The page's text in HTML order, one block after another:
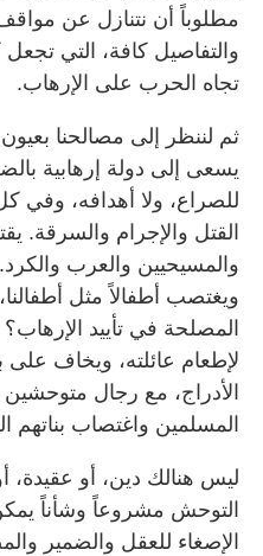
مطلوباً أن نتنازل عن
والتفاصيل كافة، التي
تجاه الحرب على الإرهاب.
ثم لننظر إلى مصالحنا
يسعى إلى دولة إرهابية
للصراع، ولا أهدافه،
القتل والإجرام والسرقة.
والمسيحيين والعرب والكرد.
ويغتصب أطفالاً مثل
المصلحة في تأييد
لإطعام عائلته، ويخاف على
الأدراج، مع رجال
المسلمين واغتصاب بناتهم
ليس هنالك دين، أو عقيدة،
التوحش مشروعاً وشأناً
الإصغاء للعقل والضمير